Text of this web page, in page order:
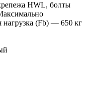
HWL, болты
нагрузка (Fb) — 650 кг